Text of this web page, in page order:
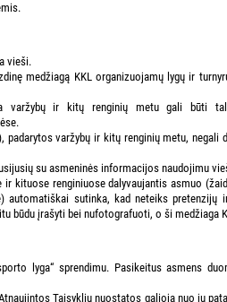
vieši.
medžiagą KKL organizuojamų lygų ir
varžybų ir kitų renginių metu gali būti
varžybų ir kitų renginių metu,
su asmeninės informacijos naudojimu
kituose renginiuose dalyvaujantis asmuo
automatiškai sutinka, kad neteiks
būdu įrašyti bei nufotografuoti, o ši medžiaga
lyga“ sprendimu. Pasikeitus asmens
Taisyklių nuostatos galioja nuo jų